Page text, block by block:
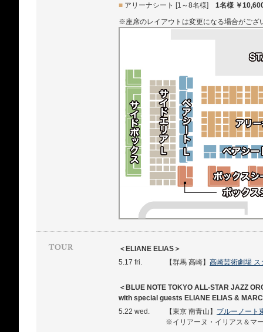
■ アリーナシート [1～8名様] 1名様 ￥
※座席のレイアウトは変更になる場合がござ
＜ELIANE ELIAS＞
5.17 fri.
【群馬 高崎】 高崎芸術劇場
＜BLUE NOTE TOKYO ALL-STAR JAZZ
with special guests ELIANE ELIAS &
5.22 wed.
【東京 南青山】 ブルーノート
※イリアーヌ・イリアス＆マ